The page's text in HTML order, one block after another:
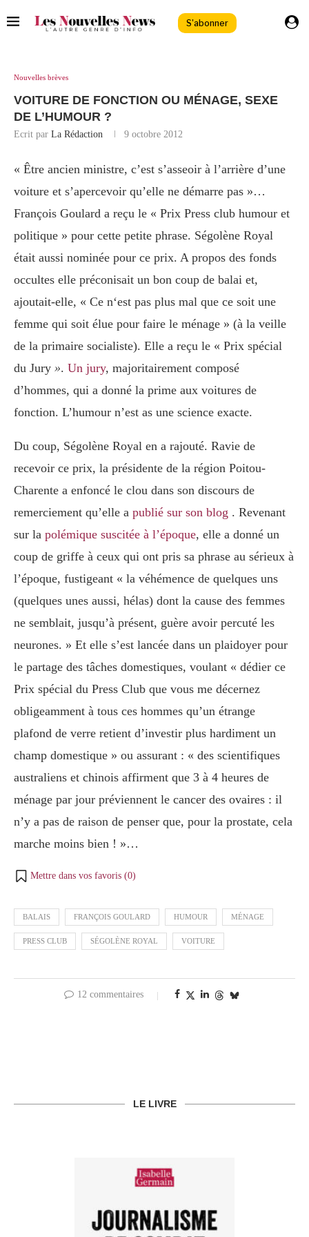
S'abonner
Nouvelles brèves
VOITURE DE FONCTION OU MÉNAGE, SEXE
DE L’HUMOUR ?
Ecrit par La Rédaction 9 octobre 2012
« Être ancien ministre, c’est s’asseoir à l’arrière d’une
voiture et s’apercevoir qu’elle ne démarre pas »…
François Goulard a reçu le « Prix Press club humour et
politique » pour cette petite phrase. Ségolène Royal
était aussi nominée pour ce prix. A propos des fonds
occultes elle préconisait un bon coup de balai et,
ajoutait-elle, « Ce n‘est pas plus mal que ce soit une
femme qui soit élue pour faire le ménage » (à la veille
de la primaire socialiste). Elle a reçu le « Prix spécial
du Jury ». Un jury, majoritairement composé
d’hommes, qui a donné la prime aux voitures de
fonction. L’humour n’est as une science exacte.
Du coup, Ségolène Royal en a rajouté. Ravie de
recevoir ce prix, la présidente de la région Poitou-
Charente a enfoncé le clou dans son discours de
remerciement qu’elle a publié sur son blog . Revenant
sur la polémique suscitée à l’époque, elle a donné un
coup de griffe à ceux qui ont pris sa phrase au sérieux à
l’époque, fustigeant « la véhémence de quelques uns
(quelques unes aussi, hélas) dont la cause des femmes
ne semblait, jusqu’à présent, guère avoir percuté les
neurones. » Et elle s’est lancée dans un plaidoyer pour
le partage des tâches domestiques, voulant « dédier ce
Prix spécial du Press Club que vous me décernez
obligeamment à tous ces hommes qu’un étrange
plafond de verre retient d’investir plus hardiment un
champ domestique » ou assurant : « des scientifiques
australiens et chinois affirment que 3 à 4 heures de
ménage par jour préviennent le cancer des ovaires : il
n’y a pas de raison de penser que, pour la prostate, cela
marche moins bien ! »…
Mettre dans vos favoris (0)
BALAIS FRANÇOIS GOULARD HUMOUR MÉNAGE
PRESS CLUB SÉGOLÈNE ROYAL VOITURE
12 commentaires
LE LIVRE